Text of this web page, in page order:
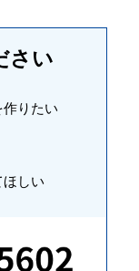
さい
りたい
しい